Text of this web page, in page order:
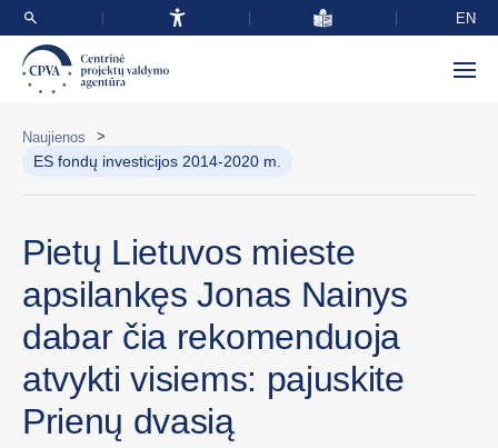
EN
Naujienos >
ES fondų investicijos 2014-2020 m.
Pietų Lietuvos mieste
apsilankęs Jonas Nainys
dabar čia rekomenduoja
atvykti visiems: pajuskite
Prienų dvasią